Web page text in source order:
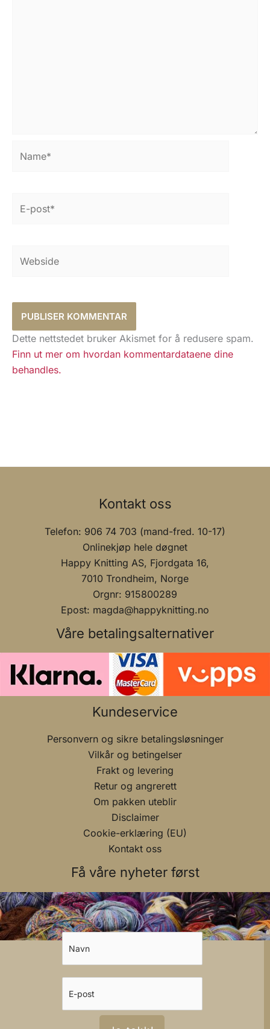
post*
Dette nettstedet bruker Akismet for å redusere spam.
Finn ut mer om hvordan kommentardataene dine
behandles.
Kontakt oss
Telefon: 906 74 703 (mand-fred. 10-17)
Onlinekjøp hele døgnet
Happy Knitting AS, Fjordgata 16,
7010 Trondheim, Norge
Orgnr: 915800289
Epost: magda@happyknitting.no
Våre betalingsalternativer
Kundeservice
Personvern og sikre betalingsløsninger
Vilkår og betingelser
Frakt og levering
Retur og angrerett
Om pakken uteblir
Disclaimer
Cookie-erklæring (EU)
Kontakt oss
Få våre nyheter først